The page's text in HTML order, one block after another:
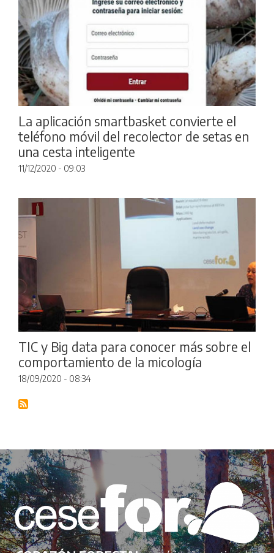
La aplicación smartbasket convierte el
teléfono móvil del recolector de setas en
una cesta inteligente
11/12/2020 - 09:03
TIC y Big data para conocer más sobre el
comportamiento de la micología
18/09/2020 - 08:34